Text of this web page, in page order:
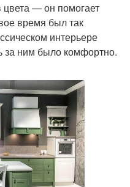
— он помогает
время был так
интерьере
за ним было комфортно.